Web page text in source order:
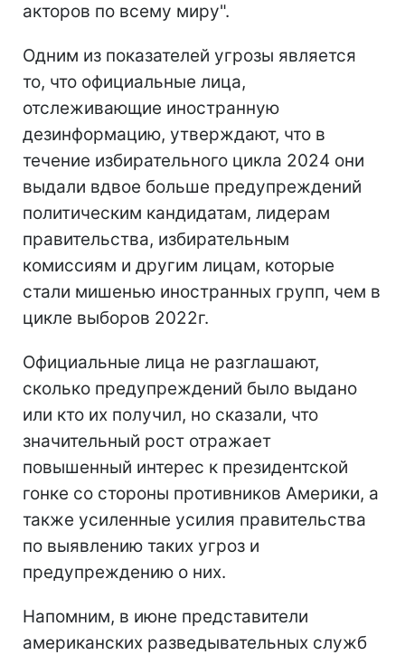
акторов по всему миру".
Одним из показателей угрозы является
то, что официальные лица,
отслеживающие иностранную
дезинформацию, утверждают, что в
течение избирательного цикла 2024 они
выдали вдвое больше предупреждений
политическим кандидатам, лидерам
правительства, избирательным
комиссиям и другим лицам, которые
стали мишенью иностранных групп, чем в
цикле выборов 2022г.
Официальные лица не разглашают,
сколько предупреждений было выдано
или кто их получил, но сказали, что
значительный рост отражает
повышенный интерес к президентской
гонке со стороны противников Америки, а
также усиленные усилия правительства
по выявлению таких угроз и
предупреждению о них.
Напомним, в июне представители
американских разведывательных служб